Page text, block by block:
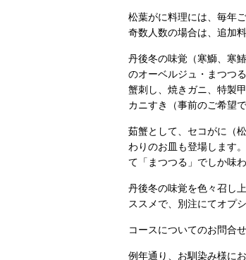
松葉がに料理には、毎年
奇数人数の場合は、追加
丹後冬の味覚（寒鰤、寒
のオーベルジュ・まつつ
蟹刺し、焼きガニ、特製
カニすき（事前のご希望
茹蟹として、セコがに（
わりのお皿も登場します
て「まつつる」でしか味
丹後冬の味覚を色々召し
ススメで、別注にてオプ
コースについてのお問合
例年通り、お馴染み様に